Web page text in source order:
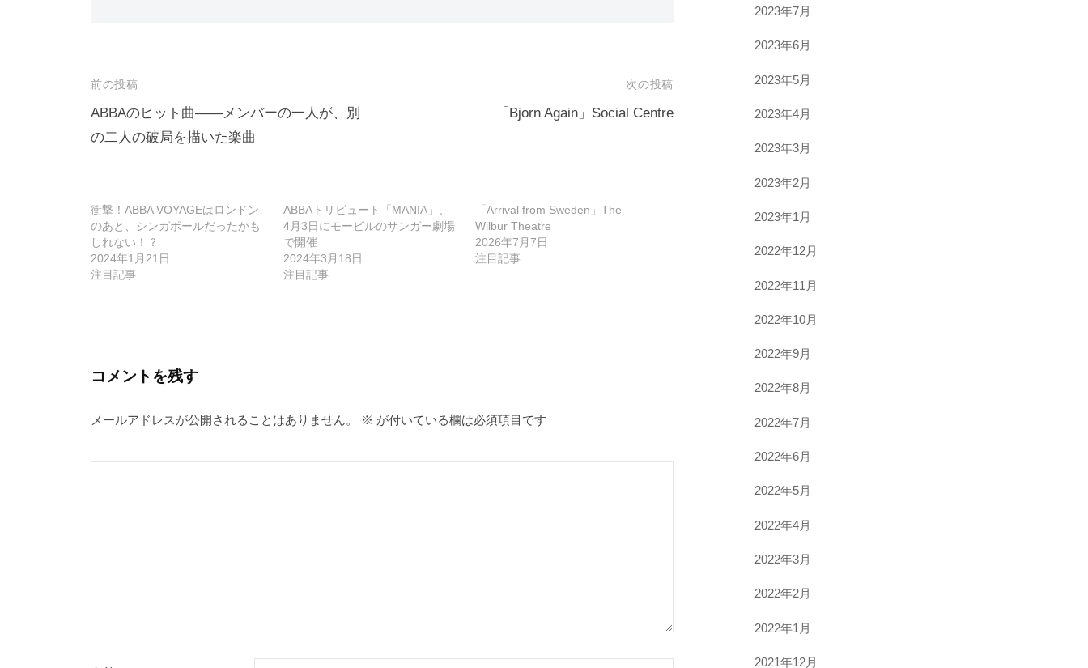
投
稿
ナ
ー
シ
ョ
前の投稿
ABBAのヒット曲――メンバーの一人が、別
の二人の破局を描いた楽曲
次の投稿
「Bjorn Again」Social Centre
衝撃！ABBA VOYAGEはロンドン
のあと、シンガポールだったかも
しれない！？
2024年1月21日
注目記事
ABBAトリビュート「MANIA」、
4月3日にモービルのサンガー劇場
で開催
2024年3月18日
注目記事
「Arrival from Sweden」The
Wilbur Theatre
2026年7月7日
注目記事
コメントを残す
メールアドレスが公開されることはありません。 ※ が付いている欄は必須項目です
2023年7月
2023年6月
2023年5月
2023年4月
2023年3月
2023年2月
2023年1月
2022年12月
2022年11月
2022年10月
2022年9月
2022年8月
2022年7月
2022年6月
2022年5月
2022年4月
2022年3月
2022年2月
2022年1月
2021年12月